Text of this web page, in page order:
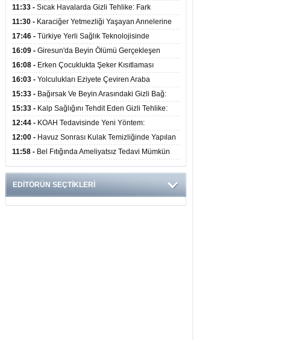
Açıkta Kalan Gıdalara Dikkat
11:33 - Sıcak Havalarda Gizli Tehlike: Fark
Edilmeyen Sıvı Kaybı Organları Tehdit Ediyor
11:30 - Karaciğer Yetmezliği Yaşayan Annelerine
Oğlundan Hayat Veren Doku Nakli
17:46 - Türkiye Yerli Sağlık Teknolojisinde
Büyüyor: 40 Ülkeye Solunum Cihazı İhraç Ediliyor
16:09 - Giresun'da Beyin Ölümü Gerçekleşen
Kişinin Organları 4 Hastaya Yaşam Umudu Oldu
16:08 - Erken Çocuklukta Şeker Kısıtlaması
Demans Riskini Yüzde 23 Azaltıyor
16:03 - Yolculukları Eziyete Çeviren Araba
Tutmasına Karşı Etkili Önlemler
15:33 - Bağırsak Ve Beyin Arasındaki Gizli Bağ:
Mikrobiyota Ruh Sağlığını Nasıl Etkiliyor?
15:33 - Kalp Sağlığını Tehdit Eden Gizli Tehlike:
Günlük Alışkanlıklar Riski Artırıyor
12:44 - KOAH Tedavisinde Yeni Yöntem:
Bronkoskopik Balon Uygulaması Alevlenmeleri
Azaltıyor
12:00 - Havuz Sonrası Kulak Temizliğinde Yapılan
Bu Hata Enfeksiyon Riskini Artırıyor
11:58 - Bel Fıtığında Ameliyatsız Tedavi Mümkün
mü? Uzmanından Önemli Uyarılar
EDİTÖRÜN SEÇTİKLERİ